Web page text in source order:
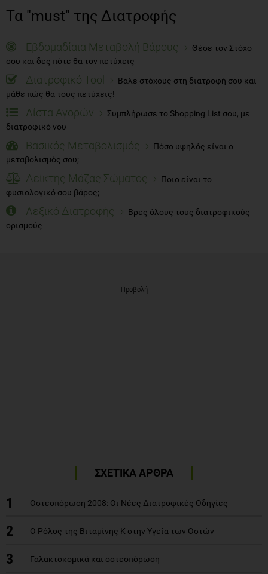
Τα "must" της Διατροφής
Εβδομαδίαια Μεταβολή Βάρους
Θέσε τον Στόχο
σου και δες πότε θα τον πετύχεις
Διατροφικό Tool
Βάλε στόχους στη διατροφή σου και
μάθε πώς θα τους πετύχεις!
Λίστα Αγορών
Συμπλήρωσε το Shopping List σου, με
διατροφικό νου
Βασικός Μεταβολισμός
Πόσο υψηλός είναι ο
μεταβολισμός σου;
Δείκτης Μάζας Σώματος
Ποιο είναι το
φυσιολογικό σου βάρος;
Λεξικό Διατροφής
Βρες όλους τους διατροφικούς
ορισμούς
Προβολή
ΣΧΕΤΙΚΑ ΑΡΘΡΑ
1 Οστεοπόρωση 2008: Οι Νέες Διατροφικές Οδηγίες
2 Ο Ρόλος της Βιταμίνης Κ στην Υγεία των Οστών
3 Γαλακτοκομικά και οστεοπόρωση